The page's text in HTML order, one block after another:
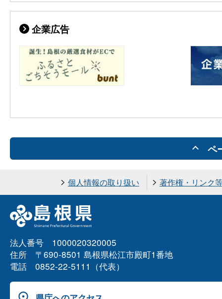
企業広告
ペ
個人情報の取り扱い 著作権・リンク
法人番号 1000020320005
住所 〒690-8501 島根県松江市殿町1番地
電話 0852-22-5111（代表）